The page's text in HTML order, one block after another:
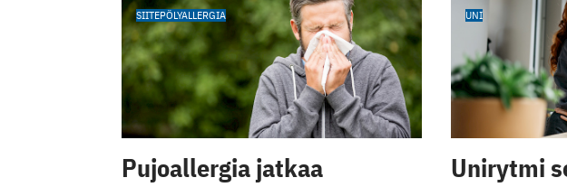
SIITEPÖLYALLERGIA
Pujoallergia jatkaa
UNI
Unirytmi